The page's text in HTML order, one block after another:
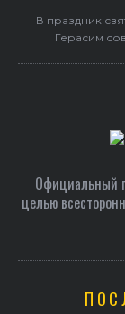
Официальный
целью